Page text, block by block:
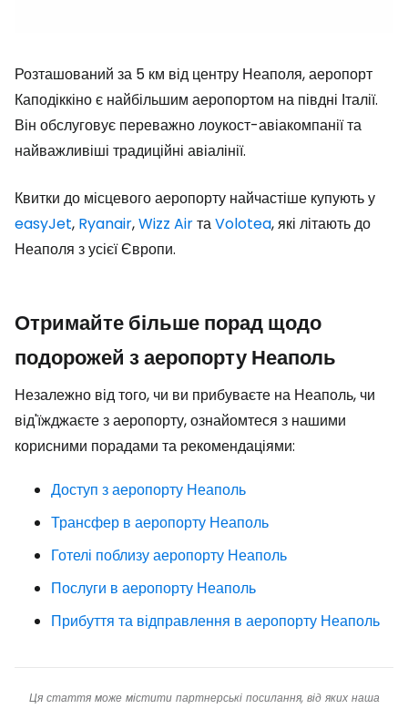
Розташований за 5 км від центру Неаполя, аеропорт
Каподіккіно є найбільшим аеропортом на півдні Італії.
Він обслуговує переважно лоукост-авіакомпанії та
найважливіші традиційні авіалінії.
Квитки до місцевого аеропорту найчастіше купують у
easyJet, Ryanair,Wizz AirтаVolotea, які літають до
Неаполя з усієї Європи.
Отримайте більше порад щодо
подорожей з аеропорту Неаполь
Незалежно від того, чи ви прибуваєте на Неаполь, чи
від'їжджаєте з аеропорту, ознайомтеся з нашими
корисними порадами та рекомендаціями:
Доступ з аеропорту Неаполь
Трансфер в аеропорту Неаполь
Готелі поблизу аеропорту Неаполь
Послуги в аеропорту Неаполь
Прибуття та відправлення в аеропорту Неаполь
Ця стаття може містити партнерські посилання, від яких наша